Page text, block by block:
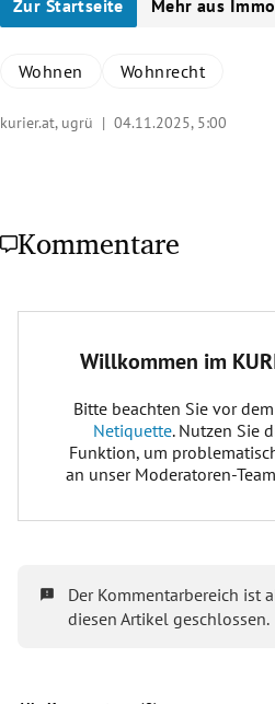
Zur Startseite Mehr aus Immo
Wohnen Wohnrecht
kurier.at, ugrü | 04.11.2025, 5:00
Kommentare